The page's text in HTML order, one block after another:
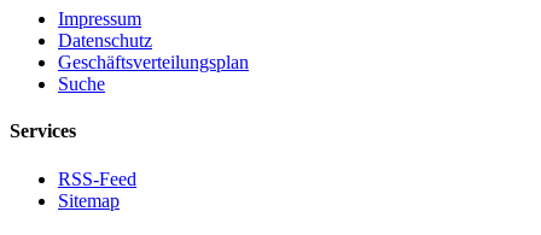
Impressum
Datenschutz
Geschäftsverteilungsplan
Suche
Services
RSS-Feed
Sitemap